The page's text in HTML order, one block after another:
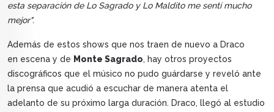
esta separación de Lo Sagrado y Lo Maldito me sentí mucho
mejor".
Además de estos shows que nos traen de nuevo a Draco
en escena y de Monte Sagrado, hay otros proyectos
discográficos que el músico no pudo guárdarse y reveló ante
la prensa que acudió a escuchar de manera atenta el
adelanto de su próximo larga duración. Draco, llegó al estudio